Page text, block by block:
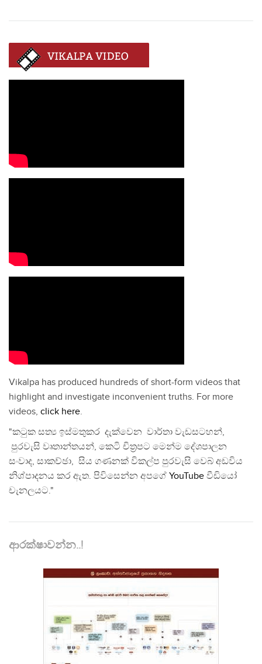
Vikalpa has produced hundreds of short-form videos that
highlight and investigate inconvenient truths. For more
videos, click here.
"කටුක සත්‍ය ඉස්මතුකර දැක්වෙන වාර්තා වැඩසටහන්,
පුරවැසි වෘතාන්තයන්, කෙටි චිත්‍රපට මෙන්ම දේශපාලන
සංවාද, සාකච්ඡා, සිය ගණනක් විකල්ප පුරවැසි වෙබ් අඩවිය
නිශ්පාදනය කර ඇත. පිවිසෙන්න අපගේ YouTube වීඩියෝ
චැනලයට."
ආරක්ෂාවන්න..!